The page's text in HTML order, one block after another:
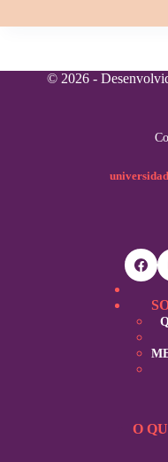
© 2026 -
O